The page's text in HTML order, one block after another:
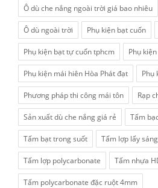
Ô dù che nắng ngoài trời giá bao nhiêu
Ô dù ngoài trời Phụ kiện bạt cuốn
Phụ kiện bạt tự cuốn tphcm Phụ
Phụ kiện mái hiên Hòa Phát đạt Phụ
Phương pháp thi công mái tôn Rạp
Sản xuất dù che nắng giá rẻ Tấm
Tấm bạt trong suốt Tấm lợp lấy
Tấm lợp polycarbonate Tấm nhựa
Tấm polycarbonate đặc ruột 4mm